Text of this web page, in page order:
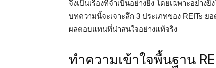
จึงเป็นเรื่องที่จำเป็นอย่างยิ่ง โดยเฉพาะอย่า
บทความนี้จะเจาะลึก 3 ประเภทของ REITs
ผลตอบแทนที่น่าสนใจอย่างแท้จริง
ทำความเข้าใจพื้นฐาน